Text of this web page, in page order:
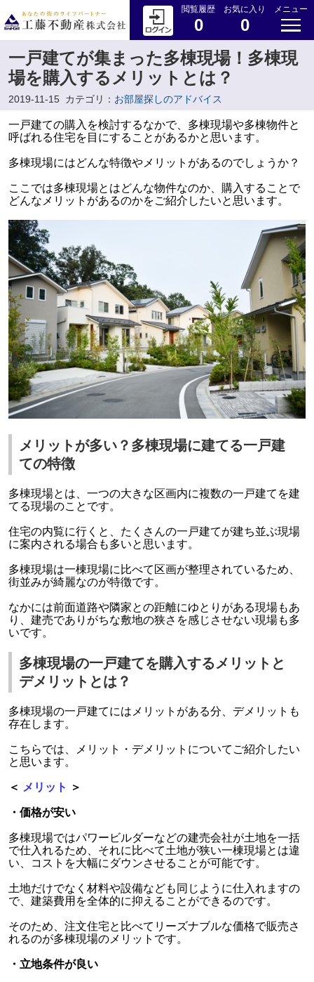
閲覧履歴
0
お気に入り
0
メニュー
一戸建てが集まった多棟現場！多棟現
場を購入するメリットとは？
2019-11-15 カテゴリ： お部屋探しのアドバイス
一戸建ての購入を検討するなかで、多棟現場や多棟物件と
呼ばれる住宅を目にすることがあるかと思います。
多棟現場にはどんな特徴やメリットがあるのでしょうか？
ここでは多棟現場とはどんな物件なのか、購入することで
どんなメリットがあるのかをご紹介したいと思います。
メリットが多い？多棟現場に建てる一戸建
ての特徴
多棟現場とは、一つの大きな区画内に複数の一戸建てを建
てる現場のことです。
住宅の内覧に行くと、たくさんの一戸建てが建ち並ぶ現場
に案内される場合も多いと思います。
多棟現場は一棟現場に比べて区画が整理されているため、
街並みが綺麗なのが特徴です。
なかには前面道路や隣家との距離にゆとりがある現場もあ
り、建売でありがちな敷地の狭さを感じさせない現場も多
いです。
多棟現場の一戸建てを購入するメリットと
デメリットとは？
多棟現場の一戸建てにはメリットがある分、デメリットも
存在します。
こちらでは、メリット・デメリットについてご紹介したい
と思います。
＜ メリット ＞
・価格が安い
多棟現場ではパワービルダーなどの建売会社が土地を一括
で仕入れるため、それに比べて土地が狭い一棟現場とは違
い、コストを大幅にダウンさせることが可能です。
土地だけでなく材料や設備なども同じように仕入れますの
で、建築費用を全体的に抑えることができるのです。
そのため、注文住宅と比べてリーズナブルな価格で販売さ
れるのが多棟現場のメリットです。
・立地条件が良い